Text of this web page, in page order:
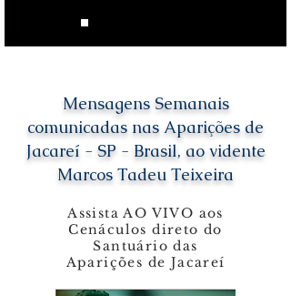
Mensagens Semanais
comunicadas nas Aparições de
Jacareí - SP - Brasil, ao vidente
Marcos Tadeu Teixeira
Assista AO VIVO aos
Cenáculos direto do
Santuário das
Aparições de Jacareí